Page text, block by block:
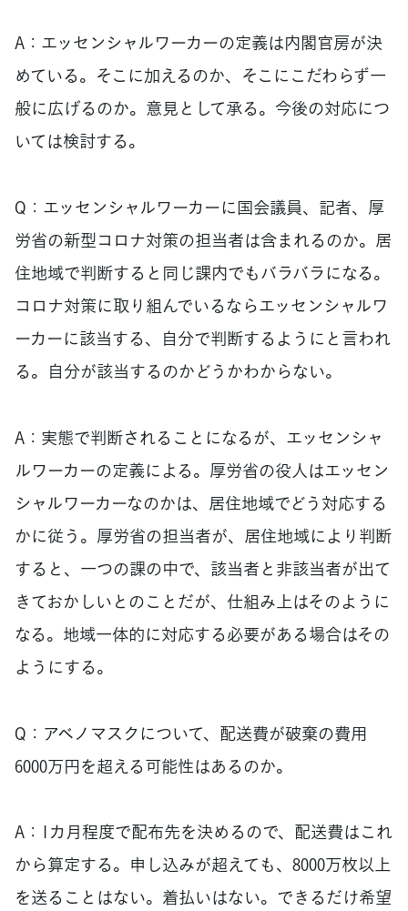
A：エッセンシャルワーカーの定義は内閣官房が決
めている。そこに加えるのか、そこにこだわらず一
般に広げるのか。意見として承る。今後の対応につ
いては検討する。
Q：エッセンシャルワーカーに国会議員、記者、厚
労省の新型コロナ対策の担当者は含まれるのか。居
住地域で判断すると同じ課内でもバラバラになる。
コロナ対策に取り組んでいるならエッセンシャルワ
ーカーに該当する、自分で判断するようにと言われ
る。自分が該当するのかどうかわからない。
A：実態で判断されることになるが、エッセンシャ
ルワーカーの定義による。厚労省の役人はエッセン
シャルワーカーなのかは、居住地域でどう対応する
かに従う。厚労省の担当者が、居住地域により判断
すると、一つの課の中で、該当者と非該当者が出て
きておかしいとのことだが、仕組み上はそのように
なる。地域一体的に対応する必要がある場合はその
ようにする。
Q：アベノマスクについて、配送費が破棄の費用
6000万円を超える可能性はあるのか。
A：1カ月程度で配布先を決めるので、配送費はこれ
から算定する。申し込みが超えても、8000万枚以上
を送ることはない。着払いはない。できるだけ希望